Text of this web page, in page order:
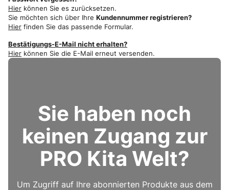
Hier können Sie es zurücksetzen.
Sie möchten sich über Ihre Kundennummer registrieren?
Hier finden Sie das passende Formular.
Bestätigungs-E-Mail nicht erhalten?
Hier können Sie die E-Mail erneut versenden.
Sie haben noch
keinen Zugang zur
PRO Kita Welt?
Um Zugriff auf Ihre abonnierten Produkte aus dem